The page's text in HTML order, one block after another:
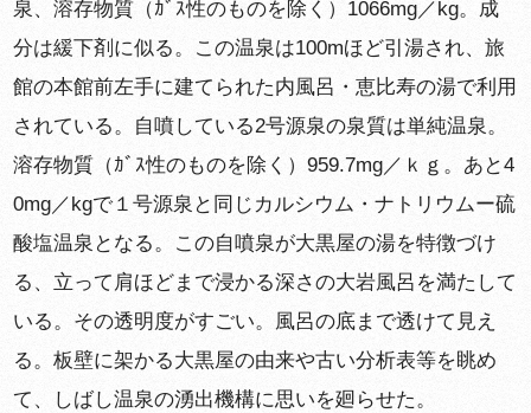
泉、溶存物質（ｶﾞｽ性のものを除く）1066mg／kg。成
分は緩下剤に似る。この温泉は100mほど引湯され、旅
館の本館前左手に建てられた内風呂・恵比寿の湯で利用
されている。自噴している2号源泉の泉質は単純温泉。
溶存物質（ｶﾞｽ性のものを除く）959.7mg／ｋｇ。あと4
0mg／kgで１号源泉と同じカルシウム・ナトリウムー硫
酸塩温泉となる。この自噴泉が大黒屋の湯を特徴づけ
る、立って肩ほどまで浸かる深さの大岩風呂を満たして
いる。その透明度がすごい。風呂の底まで透けて見え
る。板壁に架かる大黒屋の由来や古い分析表等を眺め
て、しばし温泉の湧出機構に思いを廻らせた。